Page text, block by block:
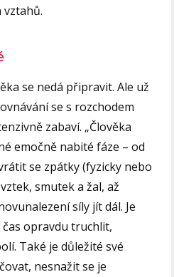
se nedá připravit. Ale už
se s rozchodem
zabaví. „Člověka
emočně nabité fáze – od
se zpátky (fyzicky nebo
smutek a žal, až
síly jít dál. Je
opravdu truchlit,
Také je důležité své
nesnažit se je